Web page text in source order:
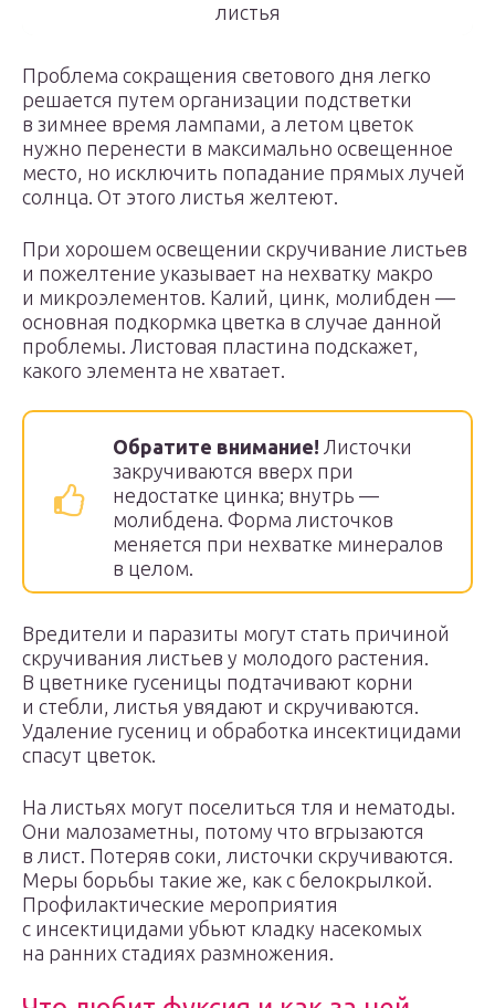
листья
Проблема сокращения светового дня легко
решается путем организации подстветки
в зимнее время лампами, а летом цветок
нужно перенести в максимально освещенное
место, но исключить попадание прямых лучей
солнца. От этого листья желтеют.
При хорошем освещении скручивание листьев
и пожелтение указывает на нехватку макро
и микроэлементов. Калий, цинк, молибден —
основная подкормка цветка в случае данной
проблемы. Листовая пластина подскажет,
какого элемента не хватает.
Обратите внимание! Листочки
закручиваются вверх при
недостатке цинка; внутрь —
молибдена. Форма листочков
меняется при нехватке минералов
в целом.
Вредители и паразиты могут стать причиной
скручивания листьев у молодого растения.
В цветнике гусеницы подтачивают корни
и стебли, листья увядают и скручиваются.
Удаление гусениц и обработка инсектицидами
спасут цветок.
На листьях могут поселиться тля и нематоды.
Они малозаметны, потому что вгрызаются
в лист. Потеряв соки, листочки скручиваются.
Меры борьбы такие же, как с белокрылкой.
Профилактические мероприятия
с инсектицидами убьют кладку насекомых
на ранних стадиях размножения.